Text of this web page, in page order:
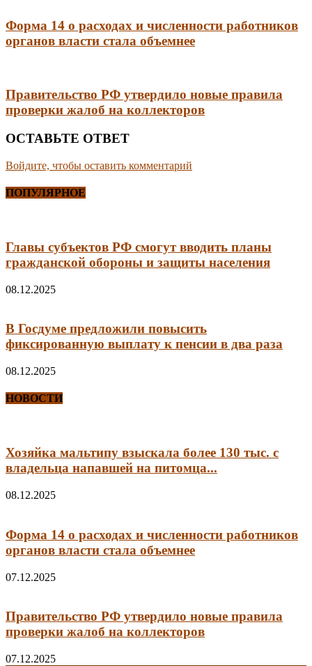
Форма 14 о расходах и численности работников
органов власти стала объемнее
Правительство РФ утвердило новые правила
проверки жалоб на коллекторов
ОСТАВЬТЕ ОТВЕТ
Войдите, чтобы оставить комментарий
ПОПУЛЯРНОЕ
Главы субъектов РФ смогут вводить планы
гражданской обороны и защиты населения
08.12.2025
В Госдуме предложили повысить
фиксированную выплату к пенсии в два раза
08.12.2025
НОВОСТИ
Хозяйка мальтипу взыскала более 130 тыс. с
владельца напавшей на питомца...
08.12.2025
Форма 14 о расходах и численности работников
органов власти стала объемнее
07.12.2025
Правительство РФ утвердило новые правила
проверки жалоб на коллекторов
07.12.2025